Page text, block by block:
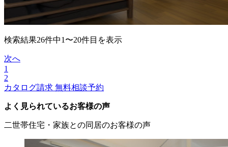
検索結果26件中1〜20件目を表示
次へ
1
2
カタログ請求 無料相談予約
よく見られているお客様の声
二世帯住宅・家族との同居のお客様の声